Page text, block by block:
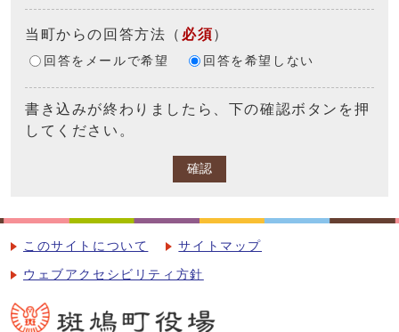
当町からの回答方法 （ 必須）
回答をメールで希望 回答を希望しない
書き込みが終わりましたら、下の確認ボタンを押
してください。
確認
このサイトについて サイトマップ
ウェブアクセシビリティ方針